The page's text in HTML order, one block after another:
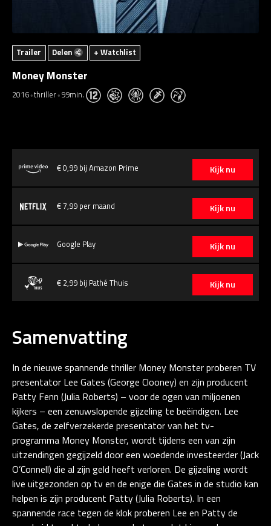
Trailer Delen + Watchlist
Money Monster
2016 thriller 99min.
Kijk nu
€ 0,99 bij Amazon Prime
Kijk nu
€ 7,99 per maand
Kijk nu
Google Play
Kijk nu
€ 2,99 bij Pathé Thuis
Samenvatting
In de nieuwe spannende thriller Money Monster proberen TV
presentator Lee Gates (George Clooney) en zijn producent
Patty Fenn (Julia Roberts) – voor de ogen van miljoenen
kijkers – een zenuwslopende gijzeling te beëindigen. Lee
Gates, de zelfverzekerde presentator van het tv-
programma Money Monster, wordt tijdens een van zijn
uitzendingen gegijzeld door een woedende investeerder (Jack
O’Connell) die al zijn geld heeft verloren. De gijzeling wordt
live uitgezonden op tv en de enige die Gates in de studio kan
helpen is zijn producent Patty (Julia Roberts). In een
spannende race tegen de klok proberen Lee en Patty de